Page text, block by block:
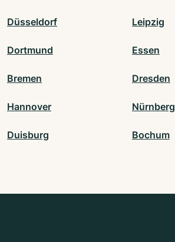
Düsseldorf Leipzig
Dortmund Essen
Bremen Dresden
Hannover Nürnberg
Duisburg Bochum